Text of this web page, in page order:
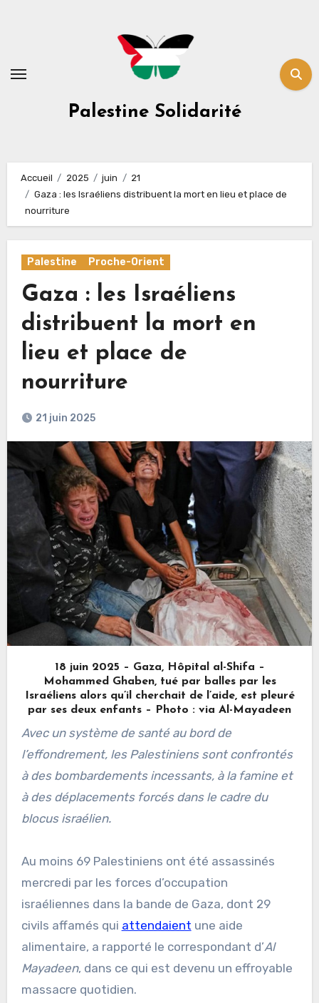
Palestine Solidarité
Accueil 2025 juin
21
Gaza : les Israéliens distribuent la mort en lieu et place de
nourriture
Palestine Proche-Orient
Gaza : les Israéliens
distribuent la mort en
lieu et place de
nourriture
21 juin 2025
18 juin 2025 – Gaza, Hôpital al-Shifa –
Mohammed Ghaben, tué par balles par les
Israéliens alors qu’il cherchait de l’aide, est pleuré
par ses deux enfants – Photo : via Al-Mayadeen
Avec un système de santé au bord de
l’effondrement, les Palestiniens sont confrontés
à des bombardements incessants, à la famine et
à des déplacements forcés dans le cadre du
blocus israélien.
Au moins 69 Palestiniens ont été assassinés
mercredi par les forces d’occupation
israéliennes dans la bande de Gaza, dont 29
civils affamés qui attendaient une aide
alimentaire, a rapporté le correspondant d’Al
Mayadeen, dans ce qui est devenu un effroyable
massacre quotidien.